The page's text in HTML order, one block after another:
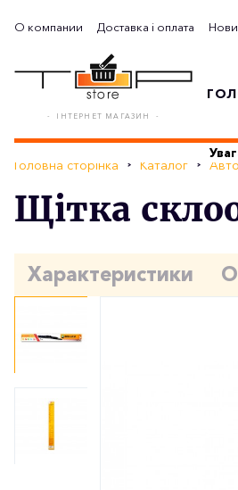
О компании Доставка і оплата
- ІНТЕРНЕТ МАГАЗИН -
Головна сторінка Каталог
Щітка
Характеристики